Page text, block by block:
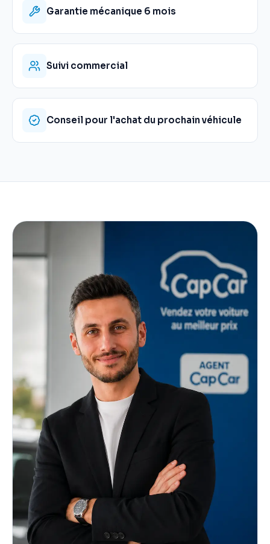
Garantie mécanique 6 mois
Suivi commercial
Conseil pour l'achat du prochain véhicule